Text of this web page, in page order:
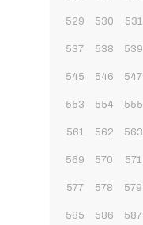
529 530 531
537 538 539
545 546 547
553 554 555
561 562 563
569 570 571
577 578 579
585 586 587